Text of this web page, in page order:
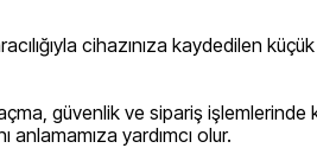
cihazınıza kaydedilen
güvenlik ve sipariş işlemlerinde
yardımcı olur.